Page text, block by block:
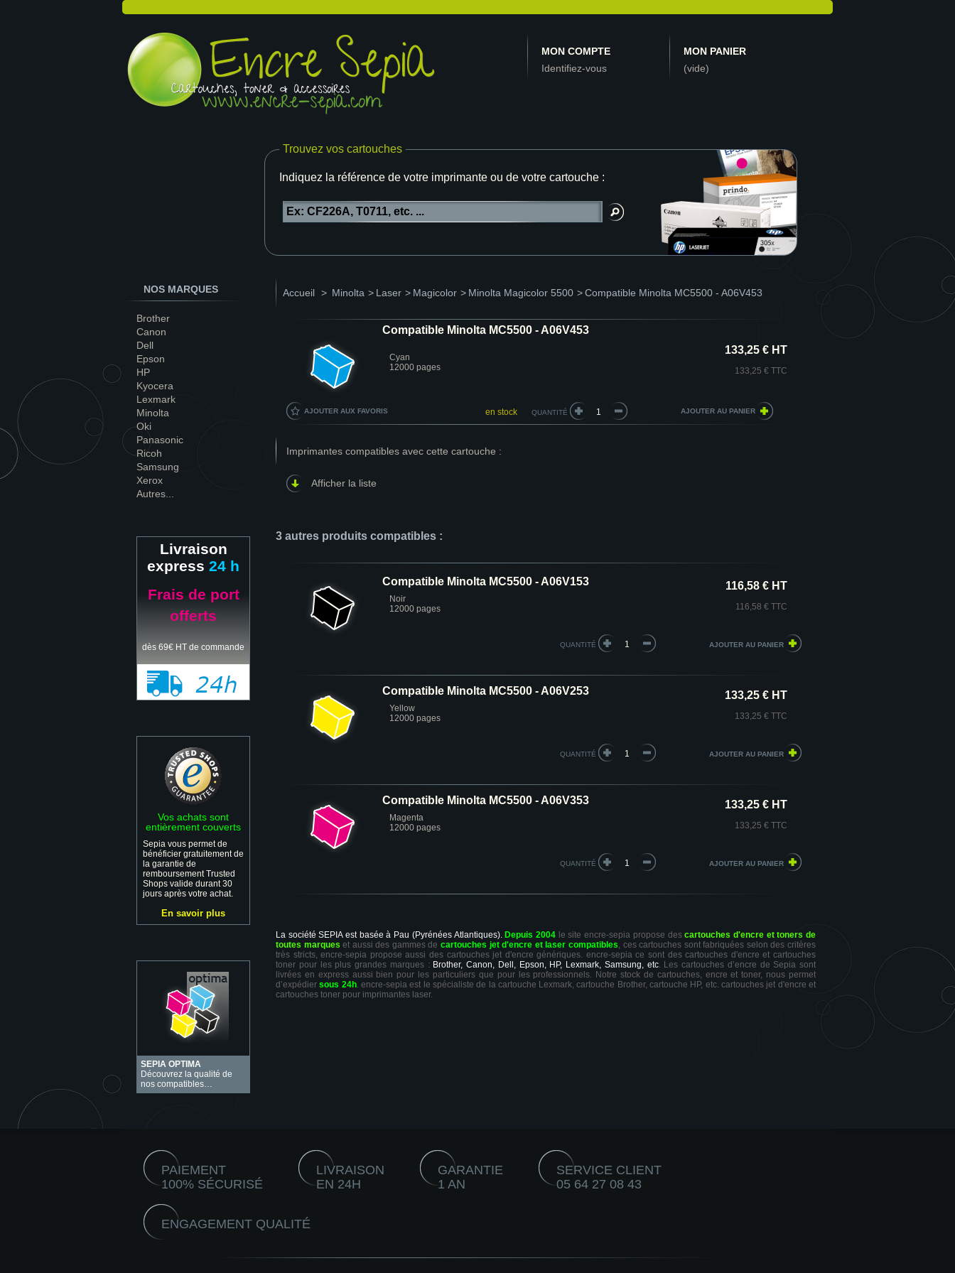
MON COMPTE
Identifiez-vous
MON PANIER
(vide)
Trouvez vos cartouches
Indiquez la référence de votre imprimante ou de votre cartouche :
NOS MARQUES
Brother
Canon
Dell
Epson
HP
Kyocera
Lexmark
Minolta
Oki
Panasonic
Ricoh
Samsung
Xerox
Autres...
Livraison
express 24 h
Frais de port
offerts
dès 69€ HT de commande
Vos achats sont
entièrement couverts
Sepia vous permet de
bénéficier gratuitement de
la garantie de
remboursement Trusted
Shops valide durant 30
jours après votre achat.
En savoir plus
SEPIA OPTIMA
Découvrez la qualité de
nos compatibles…
Accueil > Minolta > Laser > Magicolor > Minolta Magicolor 5500 >Compatible Minolta MC5500 - A06V453
Compatible Minolta MC5500 - A06V453
Cyan
12000 pages
133,25 € HT
133,25 € TTC
AJOUTER AUX FAVORIS en stock QUANTITÉ
Imprimantes compatibles avec cette cartouche :
Afficher la liste
3 autres produits compatibles :
Compatible Minolta MC5500 - A06V153
Noir
12000 pages
116,58 € HT
116,58 € TTC
QUANTITÉ
Compatible Minolta MC5500 - A06V253
Yellow
12000 pages
133,25 € HT
133,25 € TTC
QUANTITÉ
Compatible Minolta MC5500 - A06V353
Magenta
12000 pages
133,25 € HT
133,25 € TTC
QUANTITÉ
La société SEPIA est basée à Pau (Pyrénées Atlantiques). Depuis 2004 le site encre-sepia propose descartouches d'encre et toners de
toutes marques et aussi des gammes decartouches jet d'encre et laser compatibles, ces cartouches sont fabriquées selon des critères
très stricts, encre-sepia propose aussi des cartouches jet d'encre génériques. encre-sepia ce sont des cartouches d'encre et cartouches
toner pour les plus grandes marques : Brother, Canon, Dell, Epson, HP, Lexmark, Samsung, etc. Les cartouches d’encre de Sepia sont
livrées en express aussi bien pour les particuliers que pour les professionnels. Notre stock de cartouches, encre et toner, nous permet
d’expédiersous 24h. encre-sepia est le spécialiste de la cartouche Lexmark, cartouche Brother, cartouche HP, etc. cartouches jet d'encre et
cartouches toner pour imprimantes laser.
PAIEMENT
100% SÉCURISÉ
LIVRAISON
EN 24H
GARANTIE
1 AN
SERVICE CLIENT
05 64 27 08 43
ENGAGEMENT QUALITÉ